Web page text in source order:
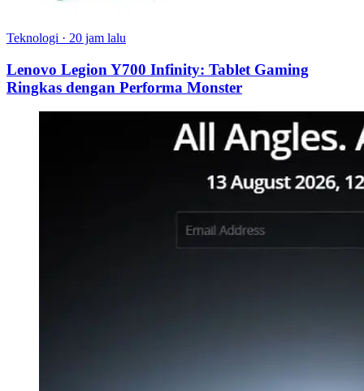
Teknologi · 20 jam lalu
Lenovo Legion Y700 Infinity: Tablet Gaming
Ringkas dengan Performa Monster